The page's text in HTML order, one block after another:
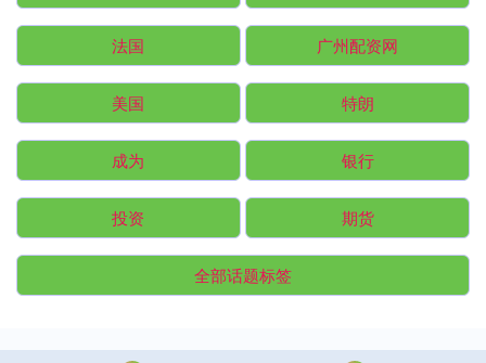
法国 广州配资网
美国 特朗
成为 银行
投资 期货
全部话题标签